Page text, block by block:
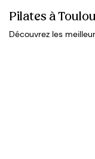
Pilates à
Découvrez les